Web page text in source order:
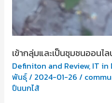
เข้ากลุ่มและเป็นชุมชนออนไ
Definiton and Review, IT in
พันธุ์/ 2024-01-26/
ปืนนกไส้